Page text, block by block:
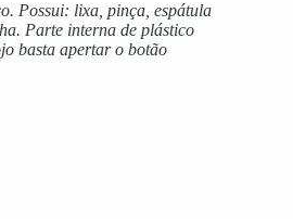
Possui: lixa, pinça, espátula
Parte interna de plástico
basta apertar o botão